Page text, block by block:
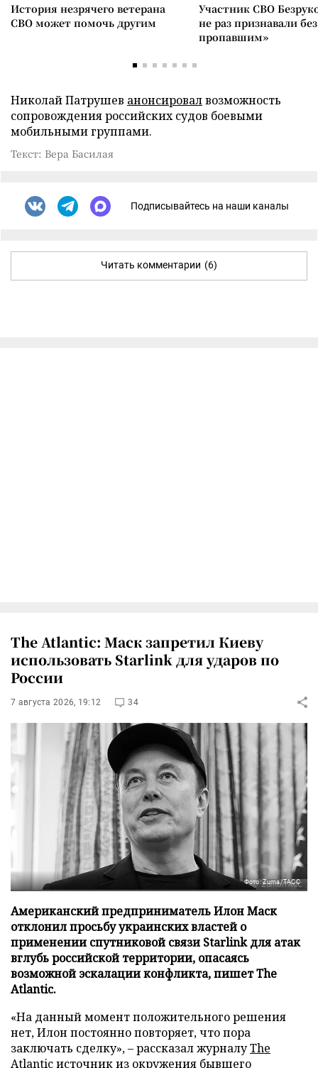
История незрячего ветерана
СВО может помочь другим
Участник СВО
не раз признавали
пропавшим»
Николай Патрушев анонсировалвозможность
сопровождения российских судов боевыми
мобильными группами.
Текст: Вера Басилая
Подписывайтесь на наши каналы
Читать комментарии (6)
The Atlantic: Маск запретил Киеву
использовать Starlink для ударов по
России
7 августа 2026, 19:12 34
Фото: Zuma/ТАСС
Американский предприниматель Илон Маск
отклонил просьбу украинских властей о
применении спутниковой связи Starlink для атак
вглубь российской территории, опасаясь
возможной эскалации конфликта, пишет The
Atlantic.
«На данный момент положительного решения
нет, Илон постоянно повторяет, что пора
заключать сделку», – рассказал журналуThe
Atlanticисточник из окружения бывшего